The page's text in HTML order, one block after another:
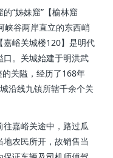
“姊妹窟”【榆林窟
峡谷两岸直立的东西峭
峪关城楼120】是明代
。关城始建于明洪武
关隘，经历了168年
沿线九镇所辖千余个关
嘉峪关途中，路过瓜
农民所开，故销售当